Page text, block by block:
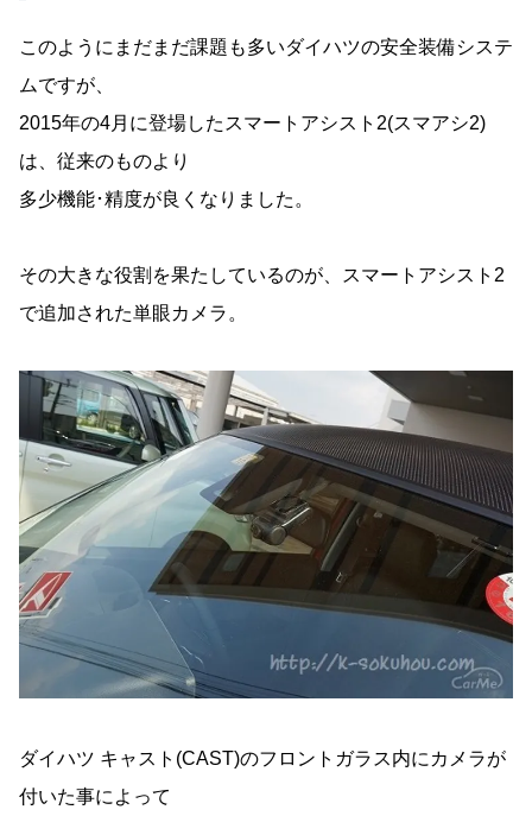
このようにまだまだ課題も多いダイハツの安全装備システ
ムですが、
2015年の4月に登場したスマートアシスト2(スマアシ2)
は、従来のものより
多少機能･精度が良くなりました。
その大きな役割を果たしているのが、スマートアシスト2
で追加された単眼カメラ。
ダイハツ キャスト(CAST)のフロントガラス内にカメラが
付いた事によって